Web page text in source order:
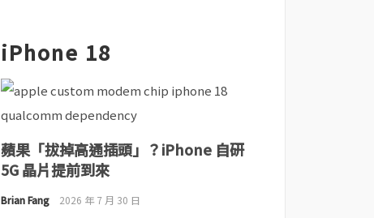
iPhone 18
蘋果「拔掉高通插頭」？iPhone 自研
5G 晶片提前到來
Brian Fang 2026 年 7 月 30 日